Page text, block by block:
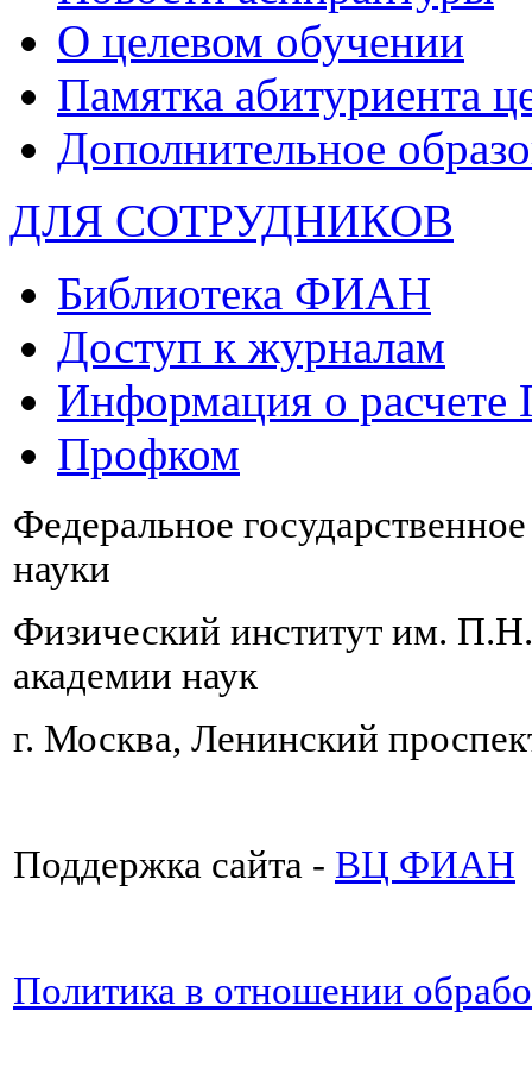
О целевом обучении
Памятка абитуриента
Дополнительное
ДЛЯ СОТРУДНИКОВ
Библиотека ФИАН
Доступ к журналам
Информация о
Профком
Федеральное
науки
Физический институт им.
академии наук
г. Москва, Ленинский
Поддержка сайта - ВЦ ФИАН
Политика в отношении